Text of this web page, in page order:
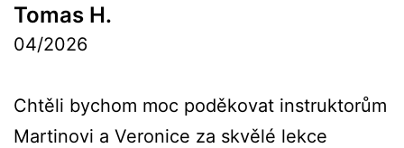
Tomas H.
04/2026
Chtěli bychom moc poděkovat instruktorům
Martinovi a Veronice za skvělé lekce